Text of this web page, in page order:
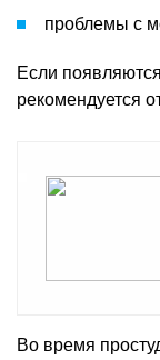
проблемы с
Если
рекомендуется
Во время